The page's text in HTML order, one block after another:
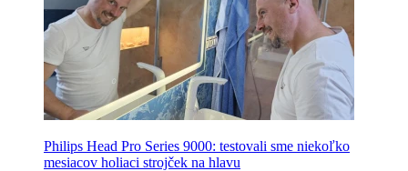
Philips Head Pro Series 9000: testovali sme niekoľko
mesiacov holiaci strojček na hlavu